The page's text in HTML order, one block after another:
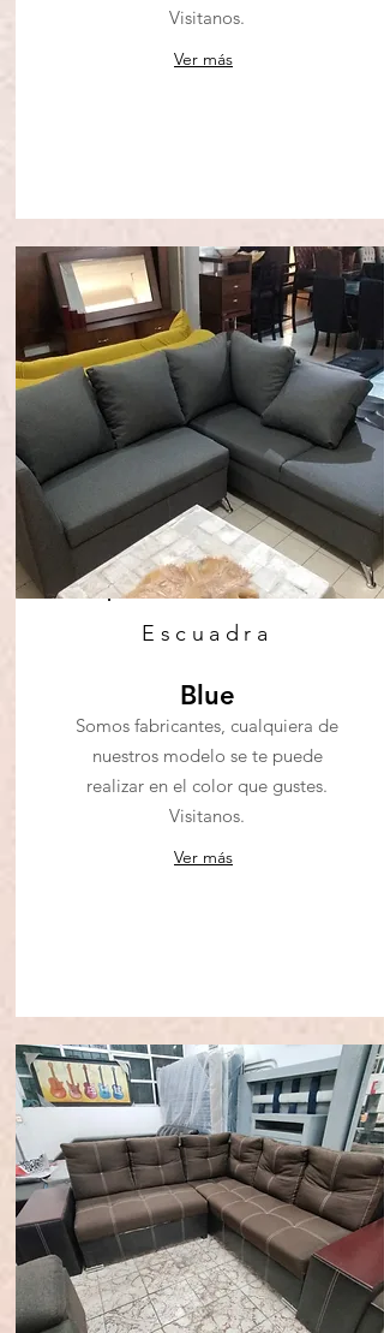
Visitanos.
Ver más
Escuadra
Blue
Somos fabricantes, cualquiera de
nuestros modelo se te puede
realizar en el color que gustes.
Visitanos.
Ver más